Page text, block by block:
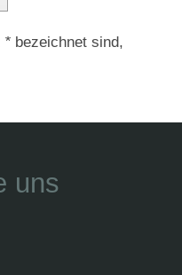
* bezeichnet sind,
uns